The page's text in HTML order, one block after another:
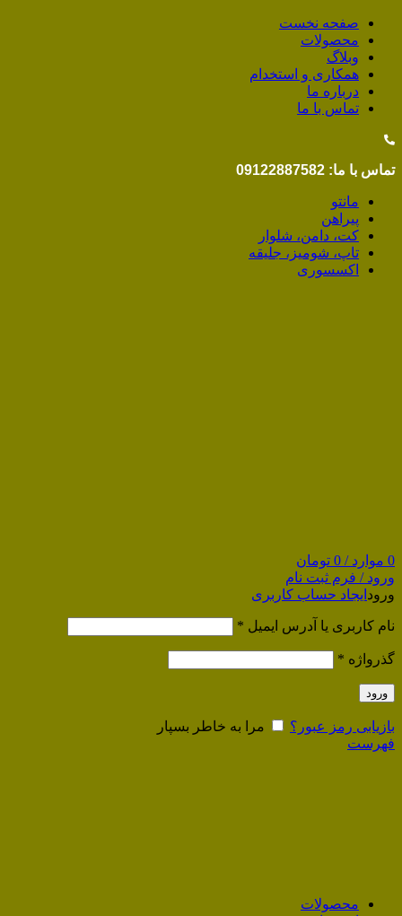
صفحه نخست
محصولات
وبلاگ
همکاری و استخدام
درباره ما
تماس با ما
تماس با ما: 09122887582
مانتو
پیراهن
کت، دامن، شلوار
تاپ، شومیز، جلیقه
اکسسوری
0 موارد /
0 تومان
ورود / فرم ثبت نام
ورود ایجاد حساب کاربری
نام کاربری یا آدرس ایمیل *
گذرواژه *
ورود
بازیابی رمز عبور؟
مرا به خاطر بسپار
فهرست
محصولات